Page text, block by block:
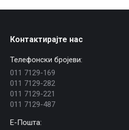
Контактирајте нас
Телефонски бројеви:
011 7129-169
011 7129-282
011 7129-221
011 7129-487
E-Пошта: